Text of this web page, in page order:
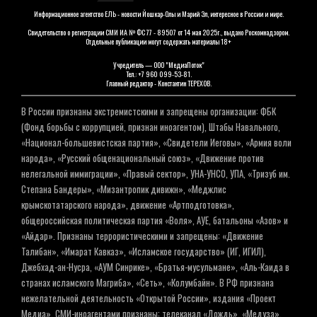
Информационное агентство ЕЛЬ - новости Йошкар-Олы и Марий Эл, интересное в России и мире.
Свидетельство о регистрации СМИ ИА № ФС 77 - 89507 от 14 мая 2025г., выдано Роскомнадзором.
Отдельные публикации могут содержать материалы 18+
Учредитель — ООО "МедиаПоток"
Тел.: +7 960 099-53-81.
Главный редактор - Константин ТЕРЕХОВ.
В России признаны экстремистскими и запрещены организации: ФБК
(Фонд борьбы с коррупцией, признан иноагентом), Штабы Навального,
«Национал-большевистская партия», «Свидетели Иеговы», «Армия воли
народа», «Русский общенациональный союз», «Движение против
нелегальной иммиграции», «Правый сектор», УНА-УНСО, УПА, «Тризуб им.
Степана Бандеры», «Мизантропик дивижн», «Меджлис
крымскотатарского народа», движение «Артподготовка»,
общероссийская политическая партия «Воля», АУЕ, батальоны «Азов» и
«Айдар». Признаны террористическими и запрещены: «Движение
Талибан», «Имарат Кавказ», «Исламское государство» (ИГ, ИГИЛ),
Джебхад-ан-Нусра, «АУМ Синрике», «Братья-мусульмане», «Аль-Каида в
странах исламского Магриба», «Сеть», «Колумбайн». В РФ признана
нежелательной деятельность «Открытой России», издания «Проект
Медиа». СМИ-иноагентами признаны: телеканал «Дождь», «Медуза»,